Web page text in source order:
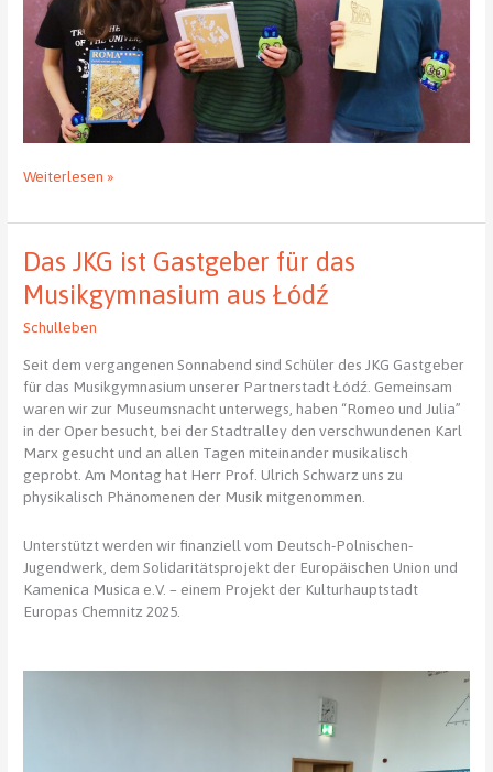
Lateinwettbewerb
des
Chemnitz
„Certamen
Latinum
Regionale“
Weiterlesen »
Das JKG ist Gastgeber für das
Musikgymnasium aus Łódź
Schulleben
Seit dem vergangenen Sonnabend sind Schüler des JKG Gastgeber
für das Musikgymnasium unserer Partnerstadt Łódź. Gemeinsam
waren wir zur Museumsnacht unterwegs, haben “Romeo und Julia”
in der Oper besucht, bei der Stadtralley den verschwundenen Karl
Marx gesucht und an allen Tagen miteinander musikalisch
geprobt. Am Montag hat Herr Prof. Ulrich Schwarz uns zu
physikalisch Phänomenen der Musik mitgenommen.
Unterstützt werden wir finanziell vom Deutsch-Polnischen-
Jugendwerk, dem Solidaritätsprojekt der Europäischen Union und
Kamenica Musica e.V. – einem Projekt der Kulturhauptstadt
Europas Chemnitz 2025.